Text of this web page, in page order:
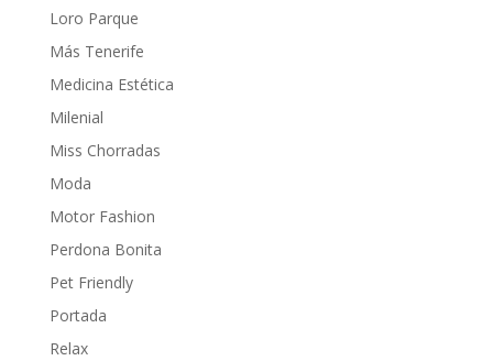
Loro Parque
Más Tenerife
Medicina Estética
Milenial
Miss Chorradas
Moda
Motor Fashion
Perdona Bonita
Pet Friendly
Portada
Relax